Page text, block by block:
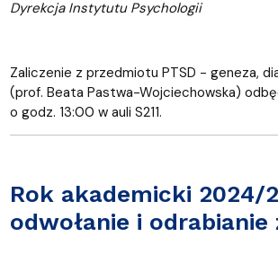
Dyrekcja Instytutu Psychologii
Zaliczenie z przedmiotu PTSD - geneza,
(prof. Beata Pastwa-Wojciechowska)
o godz. 13:00 w auli S211.
Rok akademicki 2024/
odwołanie i odrabianie